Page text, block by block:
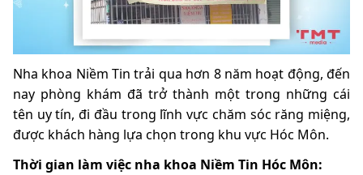
Nha khoa Niềm Tin trải qua hơn 8 năm hoạt động, đến
nay phòng khám đã trở thành một trong những cái
tên uy tín, đi đầu trong lĩnh vực chăm sóc răng miệng,
được khách hàng lựa chọn trong khu vực Hóc Môn.
Thời gian làm việc nha khoa Niềm Tin Hóc Môn: